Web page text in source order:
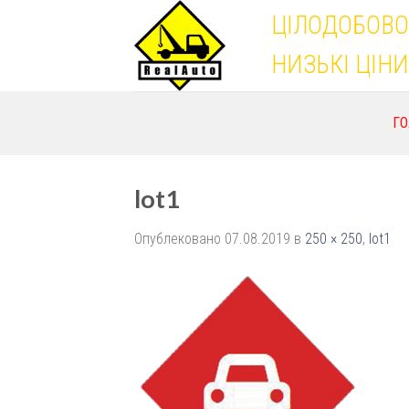
НИЗЬКІ
lot1
Опублековано 07.08.2019 в 250 × 250, lot1